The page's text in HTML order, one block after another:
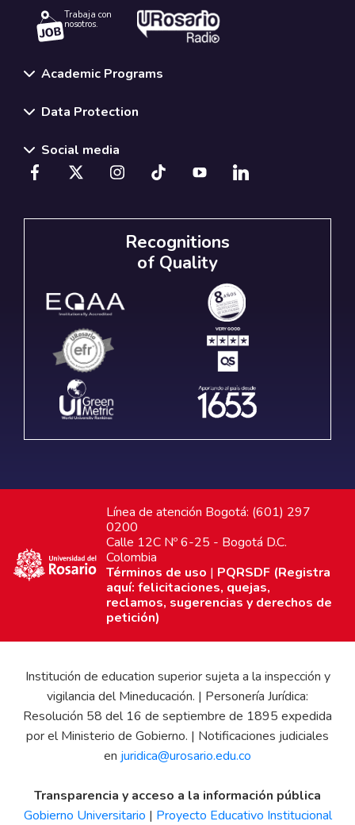
Trabaja con
nosotros.
Academic Programs
Data Protection
Social media
Recognitions
of Quality
Línea de atención Bogotá: (601) 297
0200
Calle 12C Nº 6-25 - Bogotá D.C.
Colombia
Términos de uso | PQRSDF (Registra
aquí: felicitaciones, quejas,
reclamos, sugerencias y derechos de
petición)
Institución de education superior sujeta a la inspección y
vigilancia del Mineducación. | Personería Jurídica:
Resolución 58 del 16 de septiembre de 1895 expedida
por el Ministerio de Gobierno. | Notificaciones judiciales
en juridica@urosario.edu.co
Transparencia y acceso a la información pública
Gobierno Universitario | Proyecto Educativo Institucional